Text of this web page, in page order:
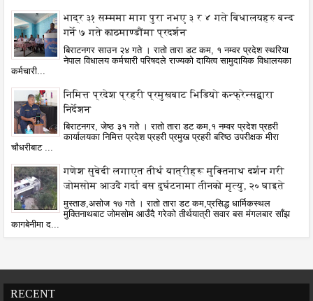
भाद्र ३१ सम्ममा माग पुरा नभए ३ र ४ गते बिधालयहरु बन्द
गर्ने ७ गते काठमाण्डौंमा प्रदर्शन
बिराटनगर साउन २४ गते । रातो तारा डट कम, १ नम्वर प्रदेश स्थरिया
नेपाल विधालय कर्मचारी परिषदले राज्यको दायित्व सामुदायिक विधालयका
कर्मचारी...
निमित्त प्रदेश प्रहरी प्रमुखबाट भिडियो कन्फ्रेन्सद्वारा
निर्देशन
बिराटनगर, जेष्ठ ३१ गते । रातो तारा डट कम,१ नम्वर प्रदेश प्रहरी
कार्यालयका निमित्त प्रदेश प्रहरी प्रमुख प्रहरी बरिष्ठ उपरीक्षक मीरा
चौधरीबाट ...
गणेश सुवेदी लगाएत तीर्थ यात्रीहरू मुक्तिनाथ दर्शन गरी
जोमसोम आउदै गर्दा बस दुर्घटनामा तीनको मृत्यु, २० घाइते
मुस्ताङ,असोज १७ गते । रातो तारा डट कम,प्रसिद्ध धार्मिकस्थल
मुक्तिनाथबाट जोमसोम आउँदै गरेको तीर्थयात्री सवार बस मंगलबार साँझ
कागबेनीमा द...
RECENT